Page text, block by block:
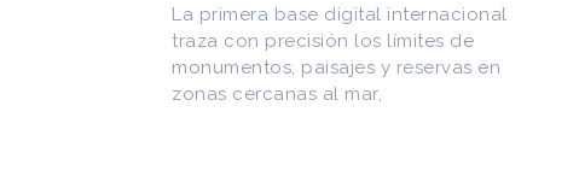
CEDODAL e impulsó los Seminarios de
Arquitectura Latinoamericana. Publicó
más de